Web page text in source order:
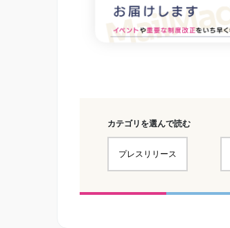
カテゴリを選んで読む
プレスリリース